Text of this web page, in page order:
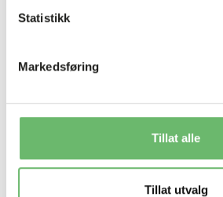
Statistikk
Markedsføring
Tillat alle
Tillat utvalg